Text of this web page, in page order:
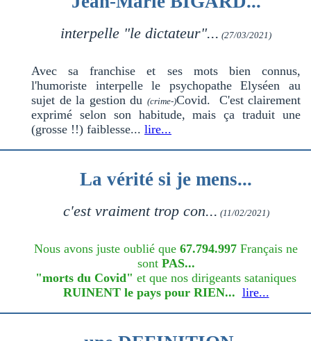
interpelle "le dictateur"... (27/03/2021)
Avec sa franchise et ses mots bien connus,
l'humoriste interpelle le psychopathe Elyséen au
sujet de la gestion du (crime-)Covid. C'est clairement
exprimé selon son habitude, mais ça traduit une
(grosse !!) faiblesse... lire...
La vérité si je mens...
c'est vraiment trop con... (11/02/2021)
Nous avons juste oublié que 67.794.997 Français ne
sont PAS...
"morts du Covid" et que nos dirigeants sataniques
RUINENT le pays pour RIEN... lire...